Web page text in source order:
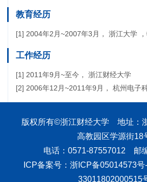
教育经历
[1] 2004年2月~2007年3月， 浙江大学
工作经历
[1] 2011年9月~至今， 浙江财经大学
[2] 2006年12月~2011年9月， 杭州电子
版权所有©浙江财经大学 地址：
高教园区学源街18
电话：0571-87557012 邮
ICP备案号：浙ICP备05014573号
33011802000515